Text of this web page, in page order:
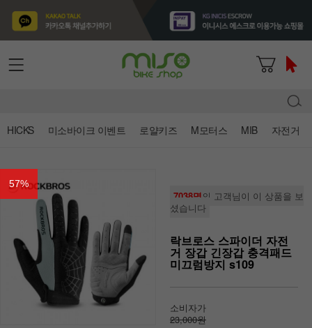
HICKS 미소바이크 이벤트 로얄키즈 M모터스 MIB 자전거
57%
7038명의 고객님이 이 상품을 보
셨습니다
락브로스 스파이더 자전
거 장갑 긴장갑 충격패드
미끄럼방지 s109
소비자가
23,000원